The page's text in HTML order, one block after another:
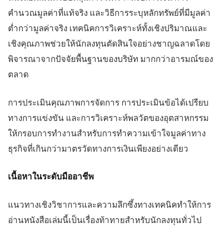
คำนวณมูลค่าที่แท้จริง และวิธีการระบุหลักทรัพย์ที่มีมูลค่า
ต่ำกว่ามูลค่าจริง เทคนิคการวิเคราะห์ทั้งเชิงปริมาณและ
เชิงคุณภาพช่วยให้นักลงทุนตัดสินใจอย่างชาญฉลาดโดย
พิจารณาจากปัจจัยพื้นฐานของบริษัท มากกว่าอารมณ์ของ
ตลาด
การประเมินคุณภาพการจัดการ การประเมินข้อได้เปรียบ
ทางการแข่งขัน และการวิเคราะห์พลวัตของอุตสาหกรรม
ให้กรอบการทำงานสำหรับการทำความเข้าใจมูลค่าทาง
ธุรกิจที่เกินกว่ามาตรวัดทางการเงินเพียงอย่างเดียว
เนื้อหาในระดับมืออาชีพ
แนวทางเชิงวิชาการและความลึกซึ้งทางเทคนิคทำให้การ
อ่านหนังสือเล่มนี้เป็นเรื่องท้าทายสำหรับนักลงทุนทั่วไป